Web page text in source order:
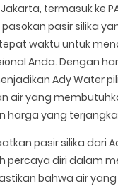
termasuk ke
pasir silika
waktu untuk
Anda. Dengan
Ady Water
air yang
harga yang
pasir silika dari
percaya diri dalam
bahwa air